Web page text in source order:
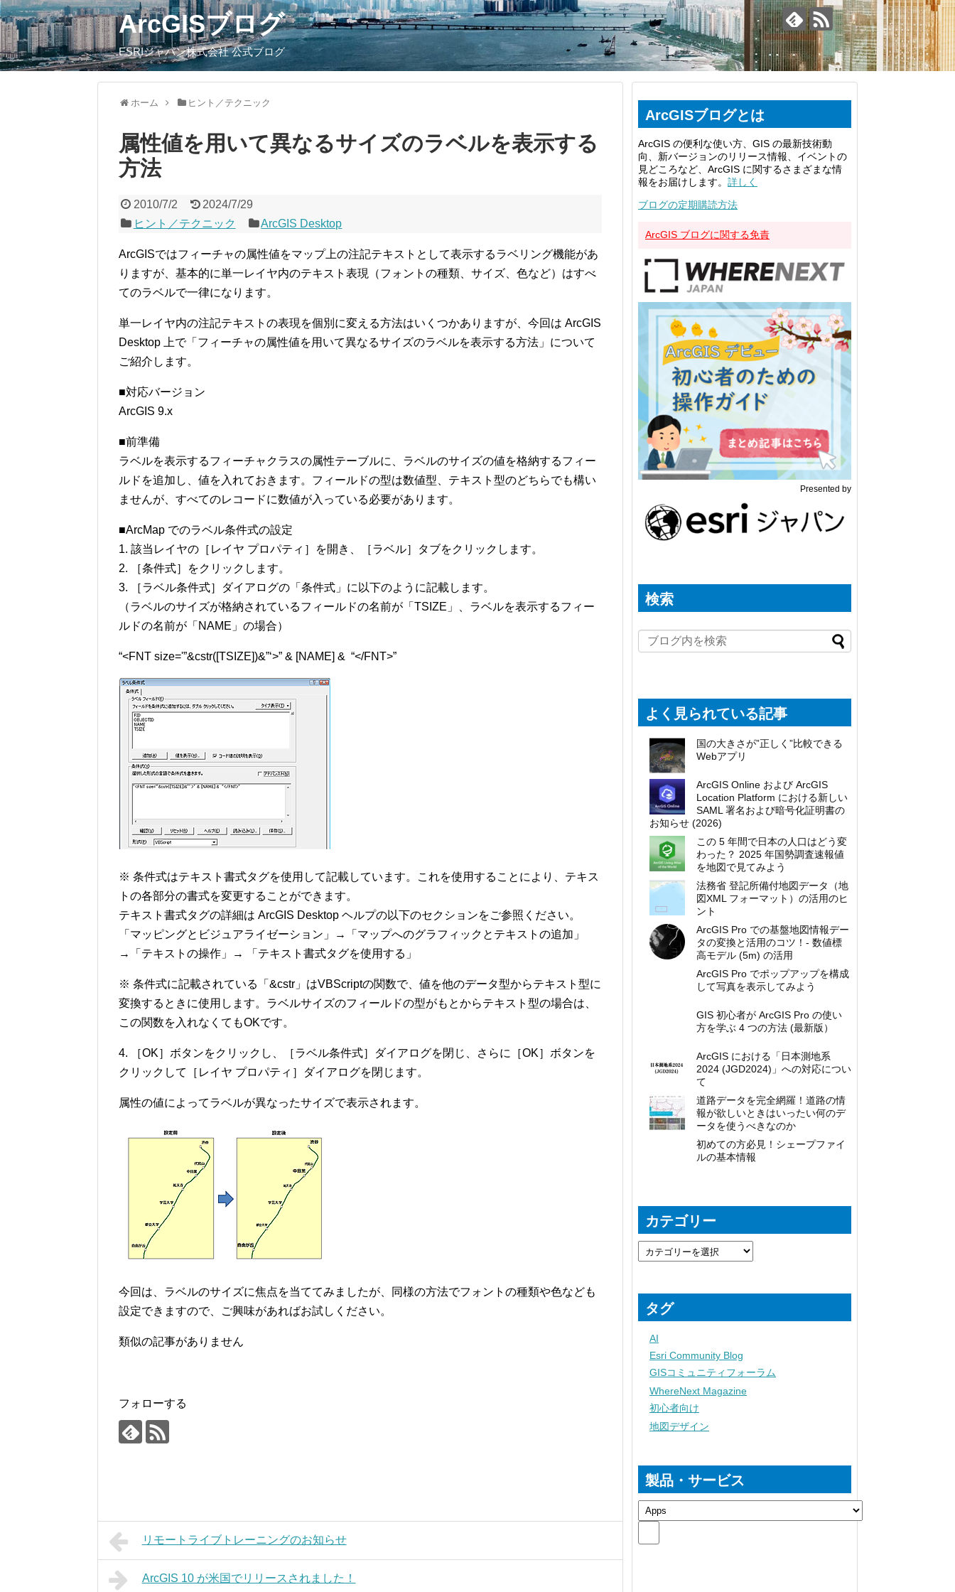
ArcGISブログ
ESRIジャパン株式会社 公式ブログ
ホーム ヒント／テクニック
属性値を用いて異なるサイズのラベルを表示する
方法
2010/7/2
2024/7/29
ヒント／テクニック
ArcGIS Desktop
ArcGISではフィーチャの属性値をマップ上の注記テキストとして表示するラベリング機能があ
りますが、基本的に単一レイヤ内のテキスト表現（フォントの種類、サイズ、色など）はすべ
てのラベルで一律になります。
単一レイヤ内の注記テキストの表現を個別に変える方法はいくつかありますが、今回は ArcGIS
Desktop 上で「フィーチャの属性値を用いて異なるサイズのラベルを表示する方法」について
ご紹介します。
■対応バージョン
ArcGIS 9.x
■前準備
ラベルを表示するフィーチャクラスの属性テーブルに、ラベルのサイズの値を格納するフィー
ルドを追加し、値を入れておきます。フィールドの型は数値型、テキスト型のどちらでも構い
ませんが、すべてのレコードに数値が入っている必要があります。
■ArcMap でのラベル条件式の設定
1. 該当レイヤの［レイヤ プロパティ］を開き、［ラベル］タブをクリックします。
2. ［条件式］をクリックします。
3. ［ラベル条件式］ダイアログの「条件式」に以下のように記載します。
（ラベルのサイズが格納されているフィールドの名前が「TSIZE」、ラベルを表示するフィー
ルドの名前が「NAME」の場合）
“<FNT size='”&cstr([TSIZE])&”‘>” & [NAME] & “</FNT>”
※ 条件式はテキスト書式タグを使用して記載しています。これを使用することにより、テキス
トの各部分の書式を変更することができます。
テキスト書式タグの詳細は ArcGIS Desktop ヘルプの以下のセクションをご参照ください。
「マッピングとビジュアライゼーション」→「マップへのグラフィックとテキストの追加」
→「テキストの操作」→ 「テキスト書式タグを使用する」
※ 条件式に記載されている「&cstr」はVBScriptの関数で、値を他のデータ型からテキスト型に
変換するときに使用します。ラベルサイズのフィールドの型がもとからテキスト型の場合は、
この関数を入れなくてもOKです。
4. ［OK］ボタンをクリックし、［ラベル条件式］ダイアログを閉じ、さらに［OK］ボタンを
クリックして［レイヤ プロパティ］ダイアログを閉じます。
属性の値によってラベルが異なったサイズで表示されます。
今回は、ラベルのサイズに焦点を当ててみましたが、同様の方法でフォントの種類や色なども
設定できますので、ご興味があればお試しください。
類似の記事がありません
フォローする
リモートライブトレーニングのお知らせ
ArcGIS 10 が米国でリリースされました！
ArcGISブログとは
ArcGIS の便利な使い方、GIS の最新技術動
向、新バージョンのリリース情報、イベントの
見どころなど、ArcGIS に関するさまざまな情
報をお届けします。 詳しく
ブログの定期購読方法
ArcGIS ブログに関する免責
Presented by
検索
よく見られている記事
国の大きさが”正しく”比較できる
Webアプリ
ArcGIS Online および ArcGIS
Location Platform における新しい
SAML 署名および暗号化証明書の
お知らせ (2026)
この 5 年間で日本の人口はどう変
わった？ 2025 年国勢調査速報値
を地図で見てみよう
法務省 登記所備付地図データ（地
図XML フォーマット）の活用のヒ
ント
ArcGIS Pro での基盤地図情報デー
タの変換と活用のコツ！- 数値標
高モデル (5m) の活用
ArcGIS Pro でポップアップを構成
して写真を表示してみよう
GIS 初心者が ArcGIS Pro の使い
方を学ぶ 4 つの方法 (最新版）
ArcGIS における「日本測地系
2024 (JGD2024)」への対応につい
て
道路データを完全網羅！道路の情
報が欲しいときはいったい何のデ
ータを使うべきなのか
初めての方必見！シェープファイ
ルの基本情報
カテゴリー
タグ
AI
Esri Community Blog
GISコミュニティフォーラム
WhereNext Magazine
初心者向け
地図デザイン
製品・サービス